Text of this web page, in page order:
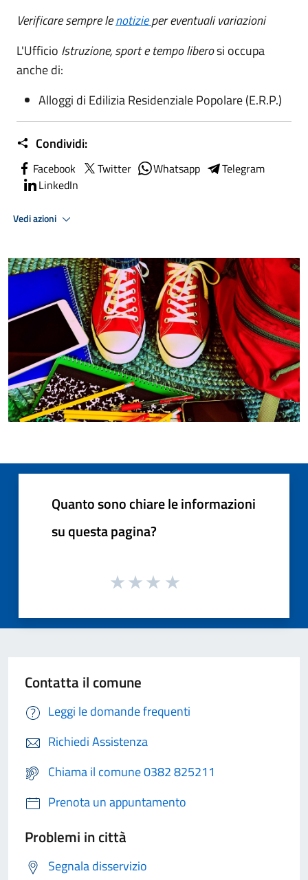
Verificare sempre lenotizieper eventuali variazioni
L'Ufficio Istruzione, sport e tempo liberosi occupa
anche di:
Alloggi di Edilizia Residenziale Popolare (E.R.P.)
Condividi:
Facebook Twitter Whatsapp
Telegram
LinkedIn
Vedi azioni
Quanto sono chiare le informazioni
su questa pagina?
Contatta il comune
Leggi le domande frequenti
Richiedi Assistenza
Chiama il comune 0382 825211
Prenota un appuntamento
Problemi in città
Segnala disservizio